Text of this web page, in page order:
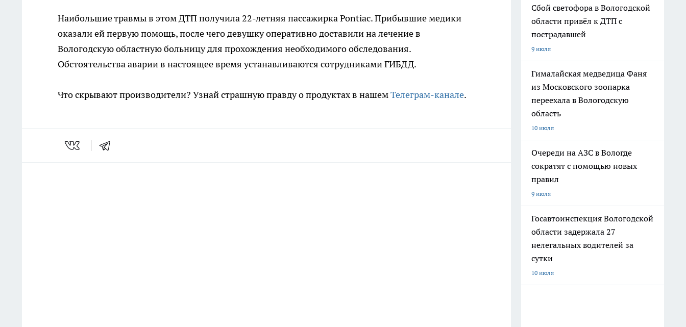
Наибольшие травмы в этом ДТП получила 22-летняя пассажирка Pontiac. Прибывшие медики
оказали ей первую помощь, после чего девушку оперативно доставили на лечение в
Вологодскую областную больницу для прохождения необходимого обследования.
Обстоятельства аварии в настоящее время устанавливаются сотрудниками ГИБДД.
Что скрывают производители? Узнай страшную правду о продуктах в нашемТелеграм-канале.
Сбой светофора в Вологодской
области привёл к ДТП с
пострадавшей
9 июля
Гималайская медведица Фаня
из Московского зоопарка
переехала в Вологодскую
область
10 июля
Очереди на АЗС в Вологде
сократят с помощью новых
правил
9 июля
Госавтоинспекция Вологодской
области задержала 27
нелегальных водителей за
сутки
10 июля